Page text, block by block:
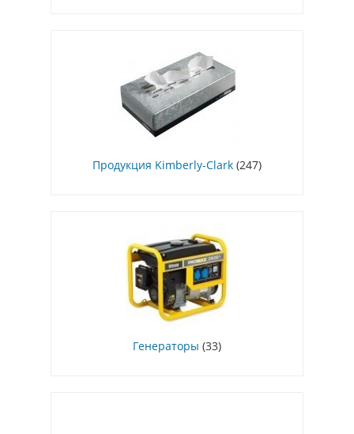
Продукция Kimberly-Clark (247)
Генераторы (33)